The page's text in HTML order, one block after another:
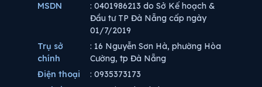
MSDN
: 0401986213 do Sở Kế hoạch &
Đầu tư TP Đà Nẵng cấp ngày
01/7/2019
Trụ sở
chính
: 16 Nguyễn Sơn Hà, phường Hòa
Cường, tp Đà Nẵng
Điện thoại
: 0935373173